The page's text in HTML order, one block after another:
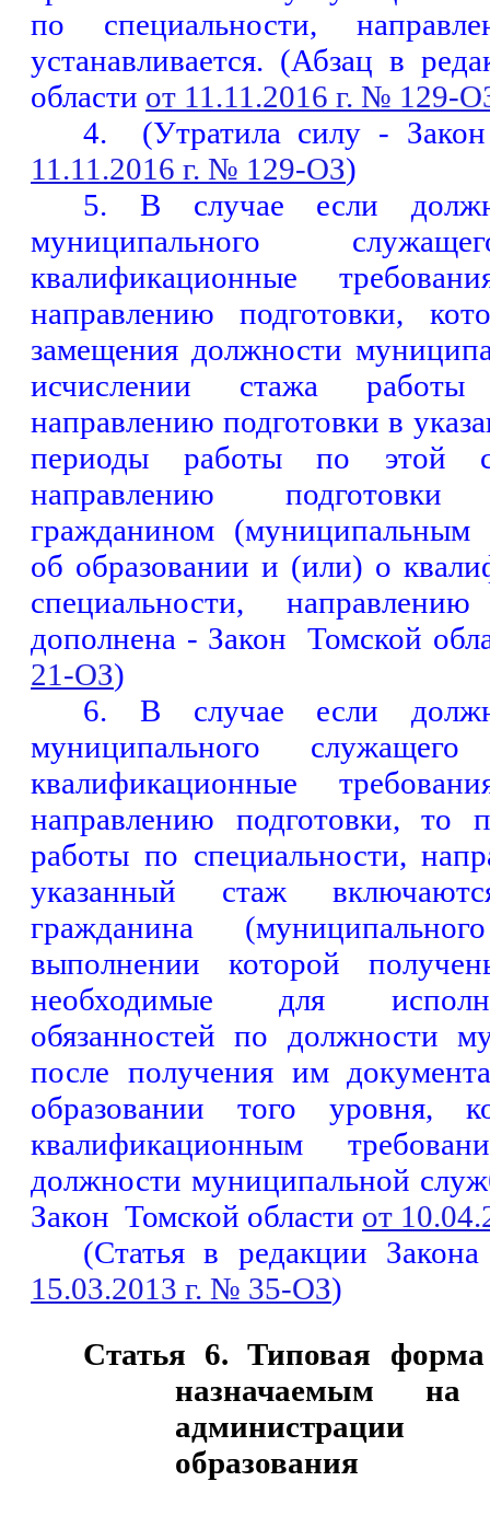
по специальности,
устанавливается. (Абзац в
области от 11.11.2016 г. № 129-
4.
(Утратила силу - Закон
11.11.2016 г. № 129-ОЗ)
5. В случае если
муниципального
квалификационные
направлению подготовки,
замещения должности
исчислении стажа работы
направлению подготовки в
периоды работы по этой
направлению
гражданином
об образовании и (или) о
специальности,
дополнена - Закон
Томской
21-ОЗ)
6. В случае если
муниципального
квалификационные
направлению подготовки, то
работы по специальности,
указанный стаж
гражданина
выполнении которой
необходимые для
обязанностей по должности
после получения им
образовании того уровня,
квалификационным
должности муниципальной
Закон Томской области от
(Статья в редакции Закона
15.03.2013 г. № 35-ОЗ)
Статья 6. Типовая
назначаемым на
администрации
образования